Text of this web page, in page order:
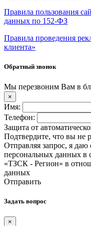
Правила пользования
данных по 152-ФЗ
Правила проведения
клиента»
Обратный звонок
Мы перезвоним Вам в
×
Имя:
Телефон:
Защита от
Подтвердите, что вы не
Отправляя запрос, я даю
персональных данных в
«ТЗСК - Регион» в
данных
Отправить
Задать вопрос
×